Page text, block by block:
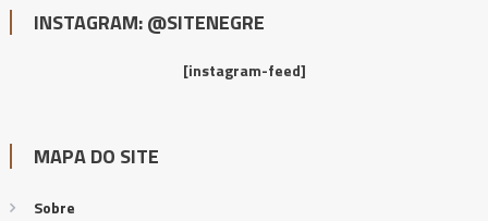
INSTAGRAM: @SITENEGRE
[instagram-feed]
MAPA DO SITE
Sobre